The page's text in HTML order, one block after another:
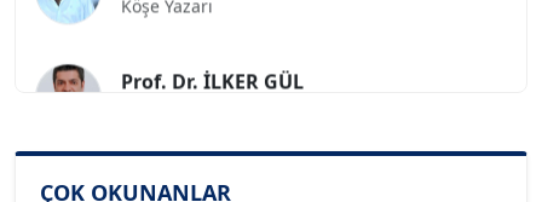
Köşe Yazarı
Köşe Yazarı
ÇOK OKUNANLAR